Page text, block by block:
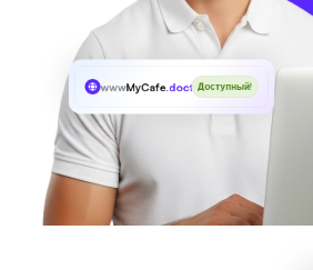
wwwMyCafe.doctorДоступный!